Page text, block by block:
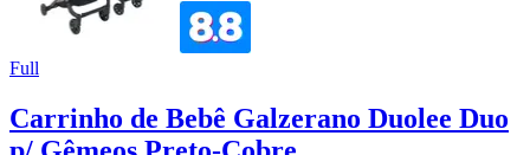
Full
Carrinho de Bebê Galzerano Duolee Duo